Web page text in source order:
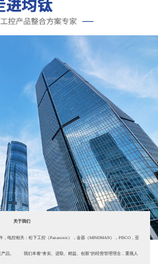
关于我们
控相关：松下工控（Panasonic），金器（MINDMAN），PISCO，亚
产品。 我们本着“务实、进取、精益、创新”的经营管理理念，重视人